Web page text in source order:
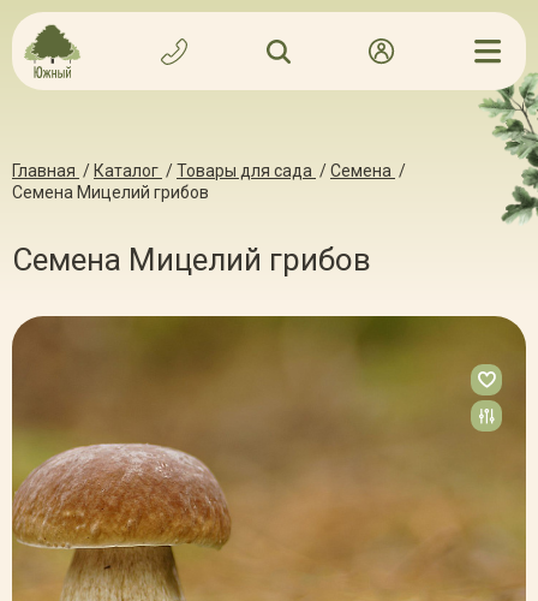
Главная / Каталог /Товары для сада /Семена /
Семена Мицелий грибов
Семена Мицелий грибов